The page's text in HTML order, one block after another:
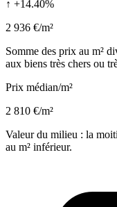
↑ +14.40%
2 936 €/m²
Somme des prix au m²
aux biens très chers ou
Prix médian/m²
2 810 €/m²
Valeur du milieu : la
au m² inférieur.